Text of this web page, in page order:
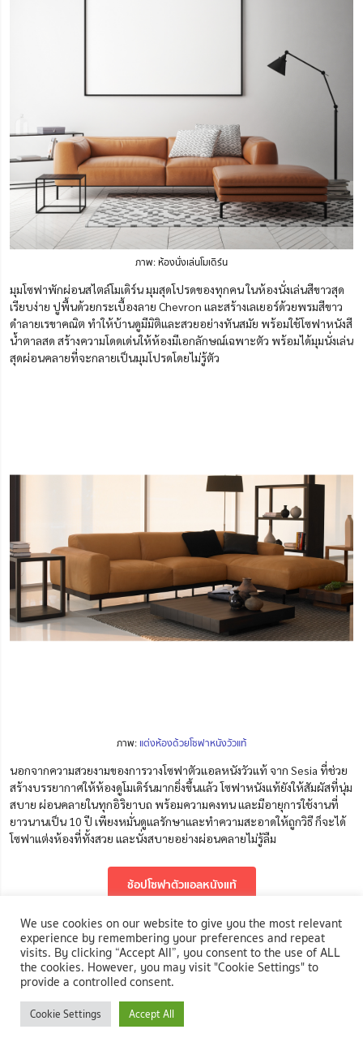
ภาพ: ห้องนั่งเล่นโมเดิร์น
มุมโซฟาพักผ่อนสไตล์โมเดิร์น มุมสุดโปรดของทุกคน ในห้องนั่งเล่นสีขาวสุด
เรียบง่าย ปูพื้นด้วยกระเบื้องลาย Chevron และสร้างเลเยอร์ด้วยพรมสีขาว
ดำลายเรขาคณิต ทำให้บ้านดูมีมิติและสวยอย่างทันสมัย พร้อมใช้โซฟาหนังสี
น้ำตาลสด สร้างความโดดเด่นให้ห้องมีเอกลักษณ์เฉพาะตัว พร้อมได้มุมนั่งเล่น
สุดผ่อนคลายที่จะกลายเป็นมุมโปรดโดยไม่รู้ตัว
ภาพ: แต่งห้องด้วยโซฟาหนังวัวแท้
นอกจากความสวยงามของการวางโซฟาตัวแอลหนังวัวแท้ จาก Sesia ที่ช่วย
สร้างบรรยากาศให้ห้องดูโมเดิร์นมากยิ่งขึ้นแล้ว โซฟาหนังแท้ยังให้สัมผัสที่นุ่ม
สบาย ผ่อนคลายในทุกอิริยาบถ พร้อมความคงทน และมีอายุการใช้งานที่
ยาวนานเป็น 10 ปี เพียงหมั่นดูแลรักษาและทำความสะอาดให้ถูกวิธี ก็จะได้
โซฟาแต่งห้องที่ทั้งสวย และนั่งสบายอย่างผ่อนคลายไม่รู้ลืม
ช้อปโซฟาตัวแอลหนังแท้
หากใครเริ่มสนใจการจัดมุมโซฟาใหม่ และอยากจะได้โซฟาตัวแอลคุณภาพดี
ที่ถูกใจ เพื่อเอาไปแต่งห้องนั่งเล่นให้สวยอย่างมีสไตล์ สามารถเข้าไปเลือก
โซฟาได้ที่NocNoc.comซึ่งได้รวบรวมโซฟาตัวแอลหลากหลายดีไซน์ เข้ากับ
ห้องนั่งเล่นทุกสไตล์ พร้อมมีโซฟารูปทรงอื่น ๆ อีกมากมายเพื่อให้แต่งบ้านได้
ตรงใจ และนอกจากนี้NocNoc.comยังเป็น
สามารถตอบโจทย์ทุกความต้องการงานช่าง พร้อมแก้ไขทุกปัญหากวนใจ
We use cookies on our website to give you the most relevant
experience by remembering your preferences and repeat
visits. By clicking “Accept All”, you consent to the use of ALL
the cookies. However, you may visit "Cookie Settings" to
provide a controlled consent.
Cookie Settings Accept All